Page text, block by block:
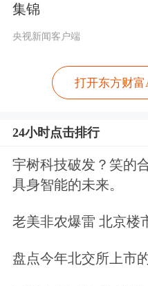
补贴以消除“外部
认为，不仅要靠
结构性改革的重
一补”(去产能、去
本、补短板)主要
此同时，政府也能
良好的制度环境
集锦
央视新闻客户端
打开东方财富
24小时点击排行
宇树科技破发？笑的
具身智能的未来。
老美非农爆雷 北京楼
盘点今年北交所上市